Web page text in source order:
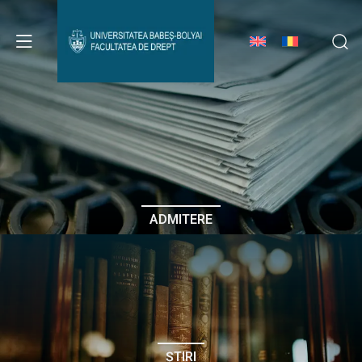
Avizier Studenți
Studii
Admitere
Erasmus & Internațional
Despre Facultate
ADMITERE
ȘTIRI